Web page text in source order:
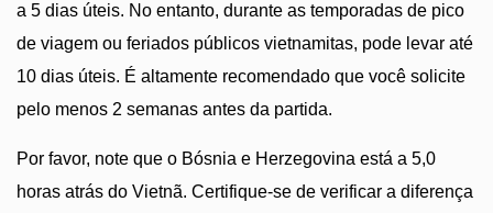
a 5 dias úteis. No entanto, durante as temporadas de pico
de viagem ou feriados públicos vietnamitas, pode levar até
10 dias úteis. É altamente recomendado que você solicite
pelo menos 2 semanas antes da partida.
Por favor, note que o Bósnia e Herzegovina está a 5,0
horas atrás do Vietnã. Certifique-se de verificar a diferença